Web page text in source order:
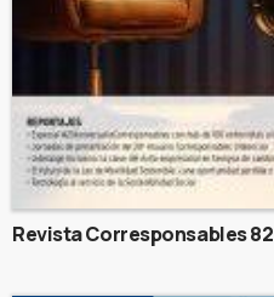
Revista Corresponsables 82